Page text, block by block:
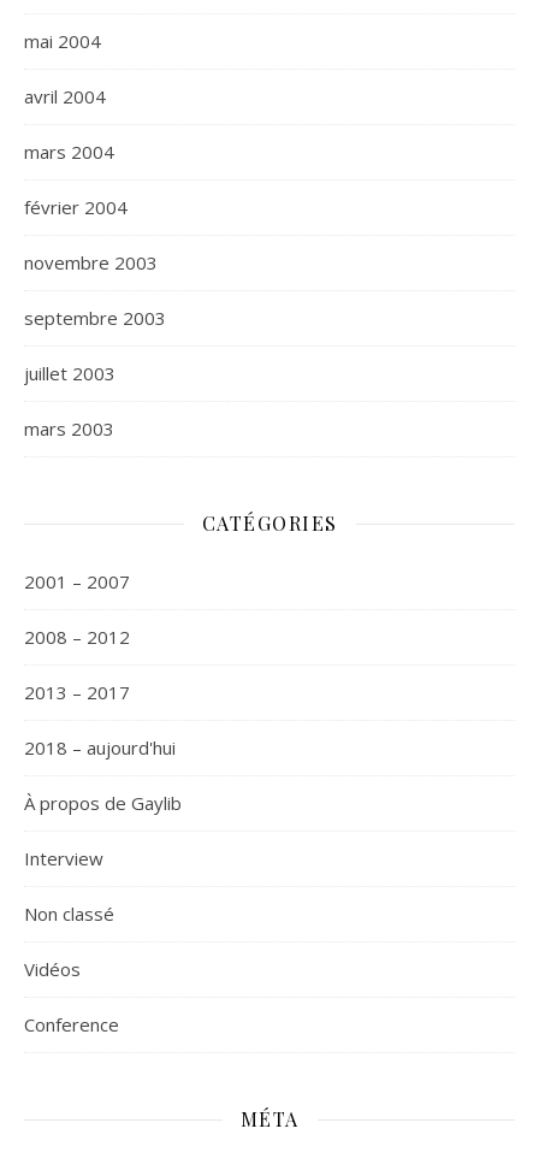
mai 2004
avril 2004
mars 2004
février 2004
novembre 2003
septembre 2003
juillet 2003
mars 2003
CATÉGORIES
2001 – 2007
2008 – 2012
2013 – 2017
2018 – aujourd'hui
À propos de Gaylib
Interview
Non classé
Vidéos
Сonference
MÉTA